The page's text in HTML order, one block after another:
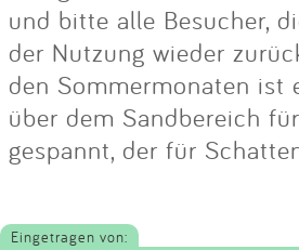
und bitte alle Besucher,
der Nutzung wieder
den Sommermonaten ist
über dem Sandbereich
gespannt, der für
Eingetragen von: